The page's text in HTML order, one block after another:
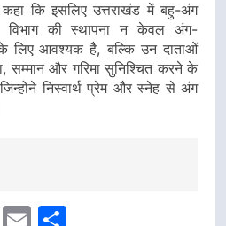
कि इसलिए उत्तराखंड में बहु-अंग
विभाग की स्थापना न केवल अंग-
के लिए आवश्यक है, बल्कि उन दाताओं
सम्मान और गरिमा सुनिश्चित करने के
निस्वार्थ प्रेम और स्नेह से अंग